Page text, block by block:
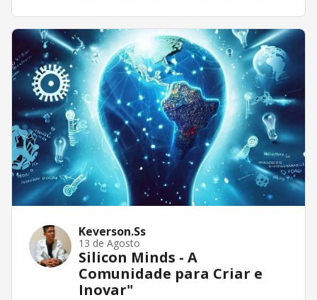
Keverson.Ss
13 de Agosto
Silicon Minds - A
Comunidade para Criar e
Inovar"